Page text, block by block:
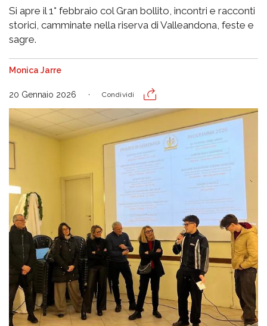
Si apre il 1° febbraio col Gran bollito, incontri e racconti
storici, camminate nella riserva di Valleandona, feste e
sagre.
Monica Jarre
20 Gennaio 2026 Condividi